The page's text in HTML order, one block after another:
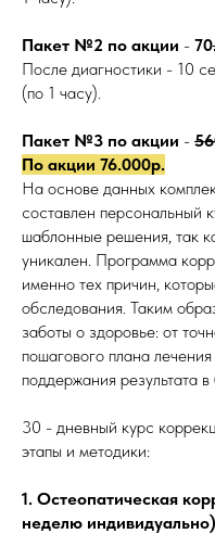
Пакет №2 по акции - 70
После диагностики - 10
(по 1 часу).
Пакет №3 по акции -
По акции 76.000р.
На основе данных
составлен персональный
шаблонные решения, так
уникален. Программа
именно тех причин,
обследования. Таким
заботы о здоровье: от
пошагового плана
поддержания результата
30 - дневный курс
этапы и методики:
1. Остеопатическая
неделю